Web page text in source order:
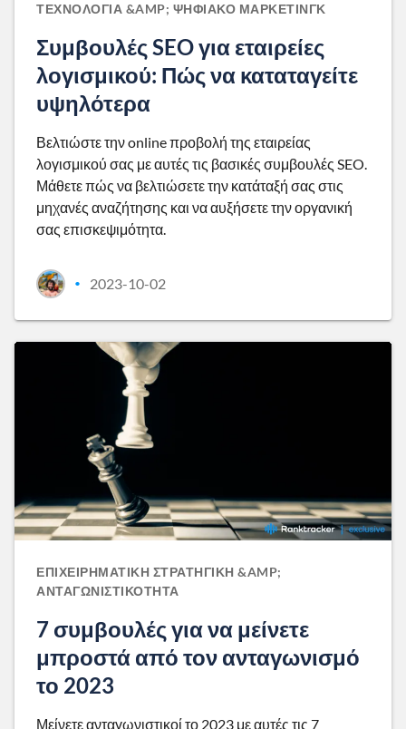
ΤΕΧΝΟΛΟΓΊΑ &AMP; ΨΗΦΙΑΚΌ ΜΆΡΚΕΤΙΝΓΚ
Συμβουλές SEO για εταιρείες
λογισμικού: Πώς να καταταγείτε
υψηλότερα
Βελτιώστε την online προβολή της εταιρείας
λογισμικού σας με αυτές τις βασικές συμβουλές SEO.
Μάθετε πώς να βελτιώσετε την κατάταξή σας στις
μηχανές αναζήτησης και να αυξήσετε την οργανική
σας επισκεψιμότητα.
• 2023-10-02
ΕΠΙΧΕΙΡΗΜΑΤΙΚΉ ΣΤΡΑΤΗΓΙΚΉ &AMP;
ΑΝΤΑΓΩΝΙΣΤΙΚΌΤΗΤΑ
7 συμβουλές για να μείνετε
μπροστά από τον ανταγωνισμό
το 2023
Μείνετε ανταγωνιστικοί το 2023 με αυτές τις 7